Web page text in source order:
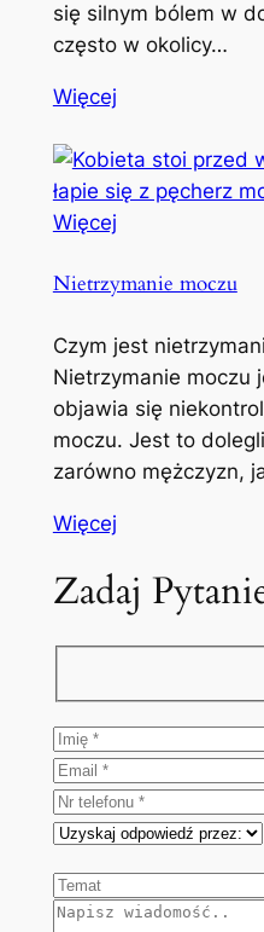
się silnym bólem w
często w okolicy…
Więcej
Więcej
Nietrzymanie moczu
Czym jest
Nietrzymanie moczu
objawia się
moczu. Jest to
zarówno mężczyzn,
Więcej
Zadaj